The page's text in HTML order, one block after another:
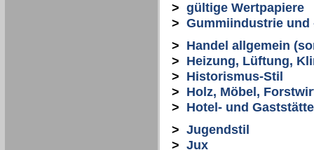
> gültige Wertpapiere
> Gummiindustrie und
> Handel allgemein
> Heizung, Lüftung,
> Historismus-Stil
> Holz, Möbel,
> Hotel- und
> Jugendstil
> Jux